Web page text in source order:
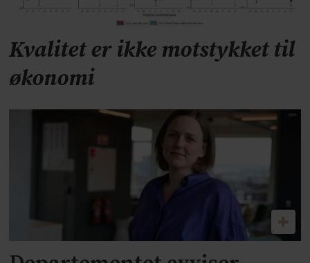
Kvalitet er ikke motstykket til
økonomi